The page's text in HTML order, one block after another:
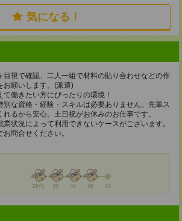
気になる！
目視で確認、二人一組で材料の貼り合わせなどの作
お願いします。(派遣)
働きたい方にぴったりの環境！
別な資格・経験・スキルは必要ありません。先輩ス
るから安心。土日祝がお休みのお仕事です。
状況によって利用できないケースがございます。
問合せください。
20代 30 40 50 60